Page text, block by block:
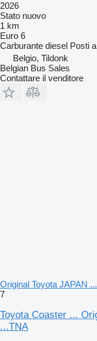
2026
Stato nuovo
1 km
Euro 6
Carburante diesel Posti
Belgio, Tildonk
Belgian Bus Sales
Contattare il venditore
Original Toyota JAPAN
7
Toyota Coaster ...
...TNA